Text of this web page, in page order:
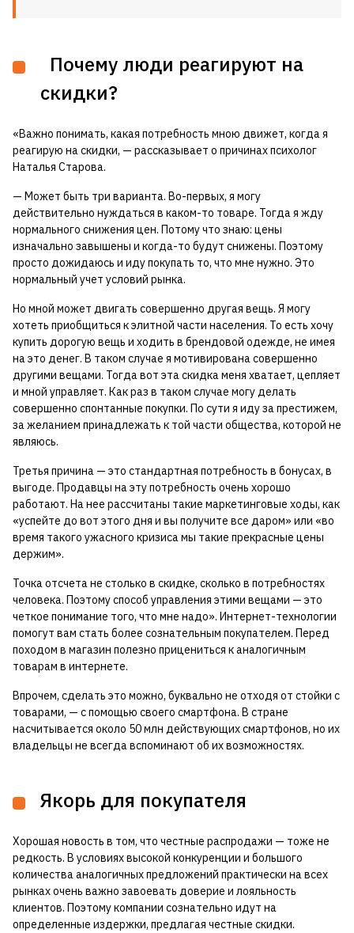
Почему люди реагируют на
скидки?
«Важно понимать, какая потребность мною движет, когда я
реагирую на скидки, — рассказывает о причинах психолог
Наталья Старова.
— Может быть три варианта. Во-первых, я могу
действительно нуждаться в каком-то товаре. Тогда я жду
нормального снижения цен. Потому что знаю: цены
изначально завышены и когда-то будут снижены. Поэтому
просто дожидаюсь и иду покупать то, что мне нужно. Это
нормальный учет условий рынка.
Но мной может двигать совершенно другая вещь. Я могу
хотеть приобщиться к элитной части населения. То есть хочу
купить дорогую вещь и ходить в брендовой одежде, не имея
на это денег. В таком случае я мотивирована совершенно
другими вещами. Тогда вот эта скидка меня хватает, цепляет
и мной управляет. Как раз в таком случае могу делать
совершенно спонтанные покупки. По сути я иду за престижем,
за желанием принадлежать к той части общества, которой не
являюсь.
Третья причина — это стандартная потребность в бонусах, в
выгоде. Продавцы на эту потребность очень хорошо
работают. На нее рассчитаны такие маркетинговые ходы, как
«успейте до вот этого дня и вы получите все даром» или «во
время такого ужасного кризиса мы такие прекрасные цены
держим».
Точка отсчета не столько в скидке, сколько в потребностях
человека. Поэтому способ управления этими вещами — это
четкое понимание того, что мне надо». Интернет-технологии
помогут вам стать более сознательным покупателем. Перед
походом в магазин полезно прицениться к аналогичным
товарам в интернете.
Впрочем, сделать это можно, буквально не отходя от стойки с
товарами, — с помощью своего смартфона. В стране
насчитывается около 50 млн действующих смартфонов, но их
владельцы не всегда вспоминают об их возможностях.
Якорь для покупателя
Хорошая новость в том, что честные распродажи — тоже не
редкость. В условиях высокой конкуренции и большого
количества аналогичных предложений практически на всех
рынках очень важно завоевать доверие и лояльность
клиентов. Поэтому компании сознательно идут на
определенные издержки, предлагая честные скидки.